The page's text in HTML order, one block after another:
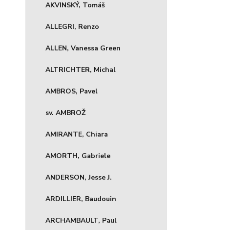
AKVINSKÝ, Tomáš
ALLEGRI, Renzo
ALLEN, Vanessa Green
ALTRICHTER, Michal
AMBROS, Pavel
sv. AMBROŽ
AMIRANTE, Chiara
AMORTH, Gabriele
ANDERSON, Jesse J.
ARDILLIER, Baudouin
ARCHAMBAULT, Paul